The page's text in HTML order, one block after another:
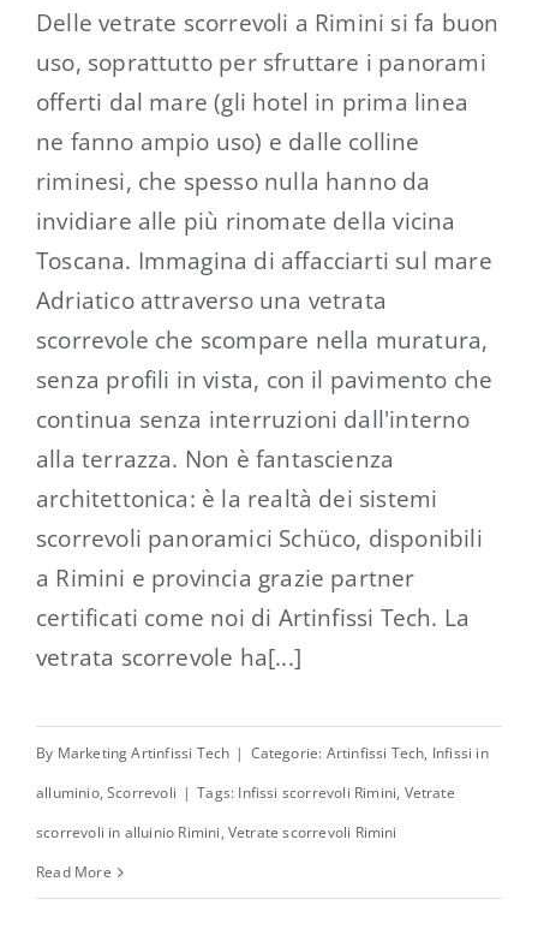
Delle vetrate scorrevoli a Rimini si fa buon
uso, soprattutto per sfruttare i panorami
offerti dal mare (gli hotel in prima linea
ne fanno ampio uso) e dalle colline
riminesi, che spesso nulla hanno da
invidiare alle più rinomate della vicina
Toscana. Immagina di affacciarti sul mare
Adriatico attraverso una vetrata
scorrevole che scompare nella muratura,
senza profili in vista, con il pavimento che
continua senza interruzioni dall'interno
alla terrazza. Non è fantascienza
architettonica: è la realtà dei sistemi
scorrevoli panoramici Schüco, disponibili
a Rimini e provincia grazie partner
certificati come noi di Artinfissi Tech. La
vetrata scorrevole ha[...]
By Marketing Artinfissi Tech | Categorie: Artinfissi Tech, Infissi in
alluminio,Scorrevoli | Tags: Infissi scorrevoli Rimini, Vetrate
scorrevoli in alluinio Rimini, Vetrate scorrevoli Rimini
Read More